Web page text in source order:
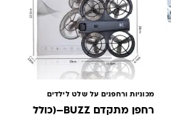
מכוניות ורחפנים על שלט לילדים
רחפן מתקדם BUZZ–(כולל